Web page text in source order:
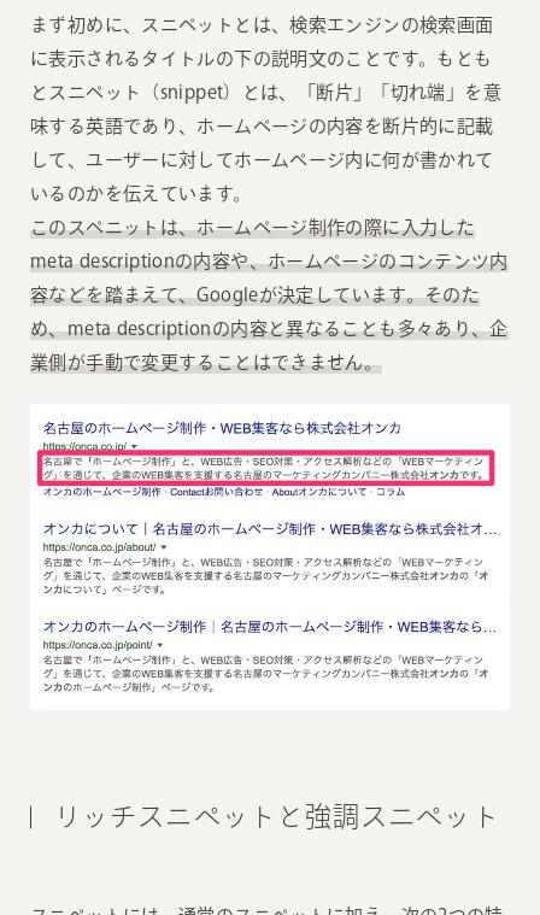
まず初めに、スニペットとは、検索エンジンの検索画面
に表示されるタイトルの下の説明文のことです。もとも
とスニペット（snippet）とは、「断片」「切れ端」を意
味する英語であり、ホームページの内容を断片的に記載
して、ユーザーに対してホームページ内に何が書かれて
いるのかを伝えています。
このスペニットは、ホームページ制作の際に入力した
meta descriptionの内容や、ホームページのコンテンツ内
容などを踏まえて、Googleが決定しています。そのた
め、meta descriptionの内容と異なることも多々あり、企
業側が手動で変更することはできません。
リッチスニペットと強調スニペット